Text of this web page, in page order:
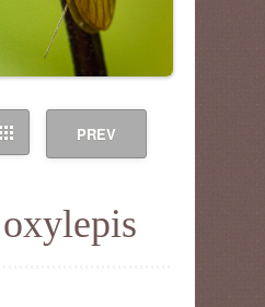
PREV